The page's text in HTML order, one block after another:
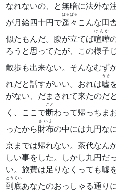
なれないの、と無暗に法外な
が月給四十円で遥々
はるばる
こんな田
似たもんだ。腹が立てば喧嘩
けんか
ろうと思ってたが、この様子
散歩も出来ない。そんなむず
れだと話すがいい。おれは嘘
うそ
がない、だまされて来たのだ
く、ここで断
こと
わって帰っちま
ったから財布
さいふ
の中には九円な
京までは帰れない。茶代なん
しい事をした。しかし九円だ
い。旅費は足りなくっても嘘
到底
とうてい
あなたのおっしゃる通り